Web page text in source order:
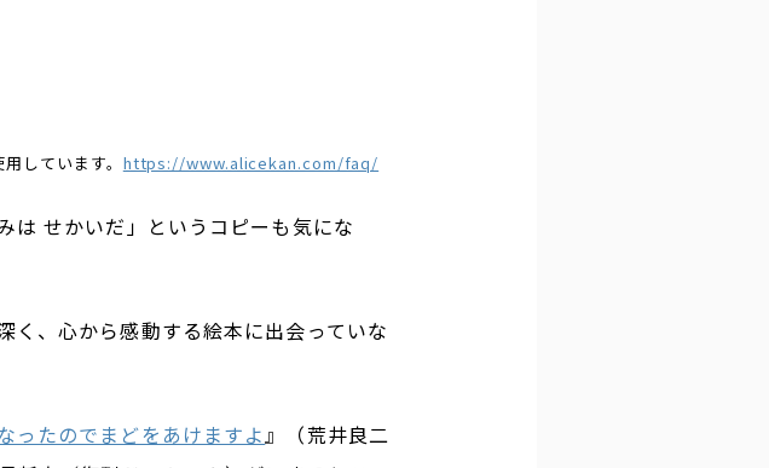
しています。 https://www.alicekan.com/faq/
は せかいだ」というコピーも気にな
く、心から感動する絵本に出会っていな
ったのでまどをあけますよ』（荒井良二